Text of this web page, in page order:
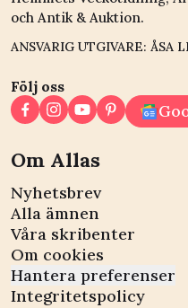
och Antik & Auktion.
ANSVARIG UTGIVARE: ÅSA
Följ oss
Om Allas
Nyhetsbrev
Alla ämnen
Våra skribenter
Om cookies
Hantera preferenser
Integritetspolicy